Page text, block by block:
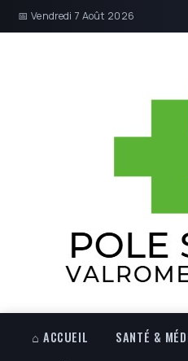
📅 Vendredi 7 Août 2026
⌂ ACCUEIL
SANTÉ &